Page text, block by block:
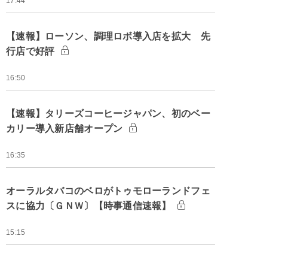
【速報】ローソン、調理ロボ導入店を拡大 先
行店で好評
16:50
【速報】タリーズコーヒージャパン、初のベー
カリー導入新店舗オープン
16:35
オーラルタバコのベロがトゥモローランドフェ
スに協力〔ＧＮＷ〕【時事通信速報】
15:15